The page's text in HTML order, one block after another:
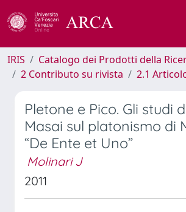
IRIS
Catalogo dei Prodotti della
2 Contributo su rivista
2.1
Pletone e Pico. Gli studi
Masai sul platonismo di
“De Ente et Uno”
Molinari J
2011